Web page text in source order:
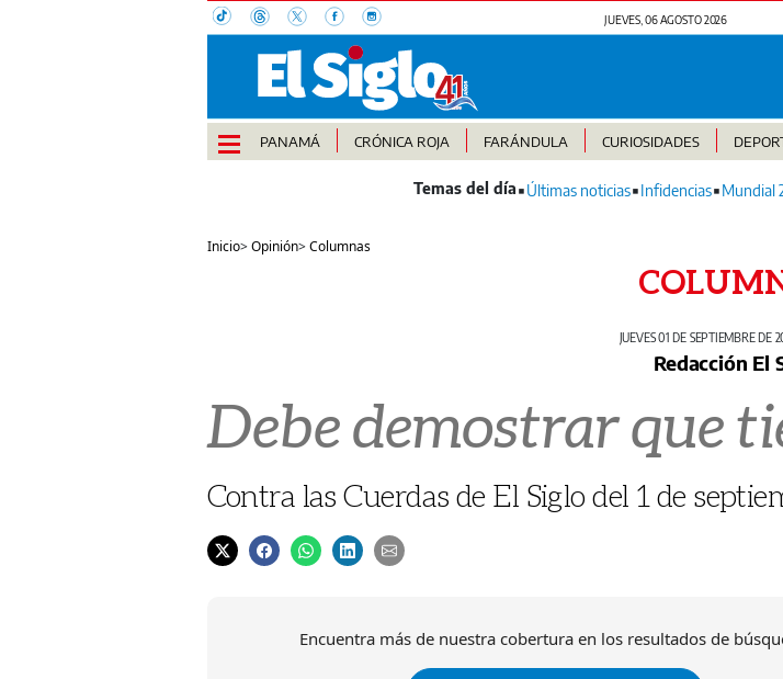
JUEVES, 06 AGOSTO 2026
PANAMÁ CRÓNICA ROJA FARÁNDULA CURIOSIDADES
Últimas noticias Infidencias Mundial
Inicio>Opinión>Columnas
JUEVES 01 DE SEPTIEMBRE DE
Redacción El
Debe demostrar que
Contra las Cuerdas de El Siglo del 1 de
Encuentra más de nuestra cobertura en los resultados de